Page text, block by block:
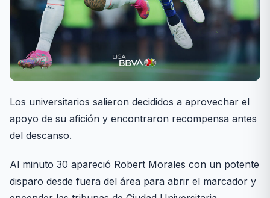
Los universitarios salieron decididos a aprovechar el
apoyo de su afición y encontraron recompensa antes
del descanso.
Al minuto 30 apareció Robert Morales con un potente
disparo desde fuera del área para abrir el marcador y